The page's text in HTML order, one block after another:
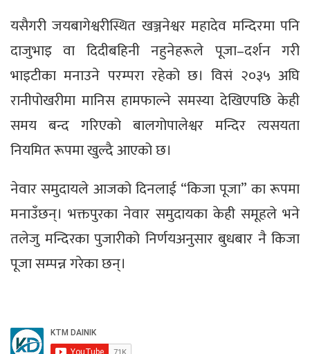
यसैगरी जयबागेश्वरीस्थित खञ्जनेश्वर महादेव मन्दिरमा पनि
दाजुभाइ वा दिदीबहिनी नहुनेहरूले पूजा–दर्शन गरी
भाइटीका मनाउने परम्परा रहेको छ। विसं २०३५ अघि
रानीपोखरीमा मानिस हामफाल्ने समस्या देखिएपछि केही
समय बन्द गरिएको बालगोपालेश्वर मन्दिर त्यसयता
नियमित रूपमा खुल्दै आएको छ।
नेवार समुदायले आजको दिनलाई “किजा पूजा” का रूपमा
मनाउँछन्। भक्तपुरका नेवार समुदायका केही समूहले भने
तलेजु मन्दिरका पुजारीको निर्णयअनुसार बुधबार नै किजा
पूजा सम्पन्न गरेका छन्।